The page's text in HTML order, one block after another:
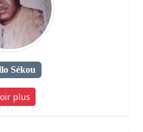
Sékou
plus